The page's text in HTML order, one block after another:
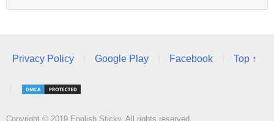
Privacy Policy Google Play Facebook Top ↑
Copyright © 2019 English Sticky. All rights reserved.